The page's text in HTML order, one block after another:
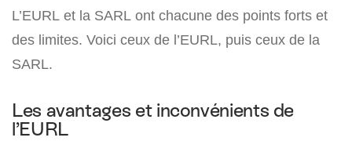
L’EURL et la SARL ont chacune des points forts et
des limites. Voici ceux de l’EURL, puis ceux de la
SARL.
Les avantages et inconvénients de
l’EURL